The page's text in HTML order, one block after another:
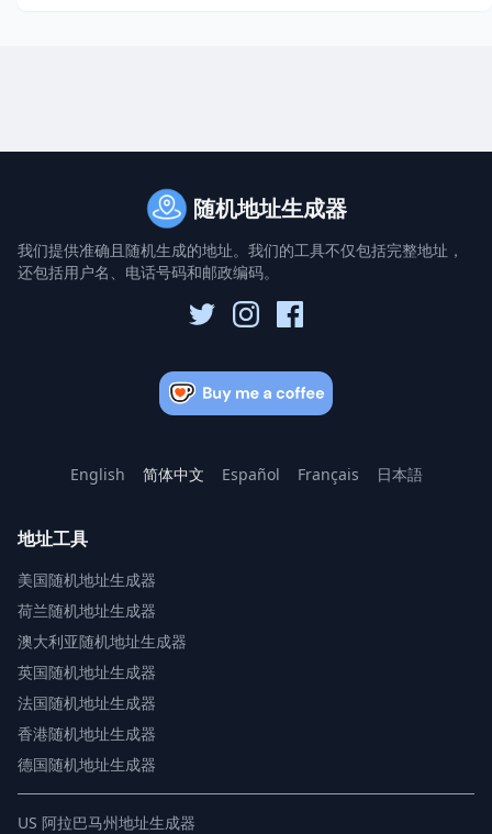
随机地址生成器
我们提供准确且随机生成的地址。我们的工具不仅包括完整地址，
还包括用户名、电话号码和邮政编码。
English 简体中文 Español Français 日本語
地址工具
美国随机地址生成器
荷兰随机地址生成器
澳大利亚随机地址生成器
英国随机地址生成器
法国随机地址生成器
香港随机地址生成器
德国随机地址生成器
US 阿拉巴马州地址生成器